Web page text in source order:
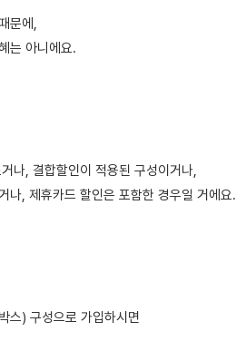
문에,
는 아니에요.
나, 결합할인이 적용된 구성이거나,
나, 제휴카드 할인은 포함한 경우일 거에요.
) 구성으로 가입하시면